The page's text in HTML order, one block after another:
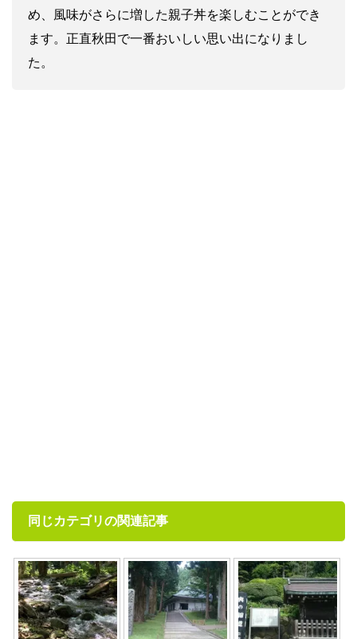
め、風味がさらに増した親子丼を楽しむことができ
ます。正直秋田で一番おいしい思い出になりまし
た。
同じカテゴリの関連記事